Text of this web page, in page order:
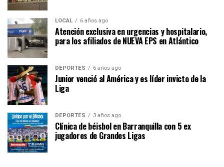
LOCAL 6 años ago
Atención exclusiva en urgencias y hospitalario,
para los afiliados de NUEVA EPS en Atlántico
DEPORTES 6 años ago
Junior venció al América y es líder invicto de la
Liga
DEPORTES 3 años ago
Clínica de béisbol en Barranquilla con 5 ex
jugadores de Grandes Ligas